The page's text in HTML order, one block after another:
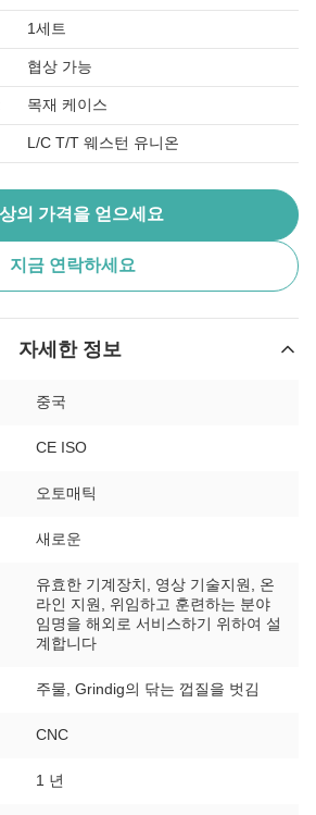
1세트
협상 가능
목재 케이스
L/C T/T 웨스턴 유니온
의 가격을 얻으세요
지금 연락하세요
자세한 정보
중국
CE ISO
오토매틱
새로운
유효한 기계장치, 영상 기술지원, 온
라인 지원, 위임하고 훈련하는 분야
임명을 해외로 서비스하기 위하여 설
계합니다
주물, Grindig의 닦는 껍질을 벗김
CNC
1 년